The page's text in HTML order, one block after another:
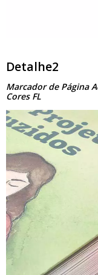
Detalhe2
Marcador de Página
Cores FL